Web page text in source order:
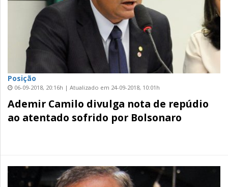
Posição
06-09-2018, 20:16h | Atualizado em 24-09-2018, 10:01h
Ademir Camilo divulga nota de repúdio
ao atentado sofrido por Bolsonaro